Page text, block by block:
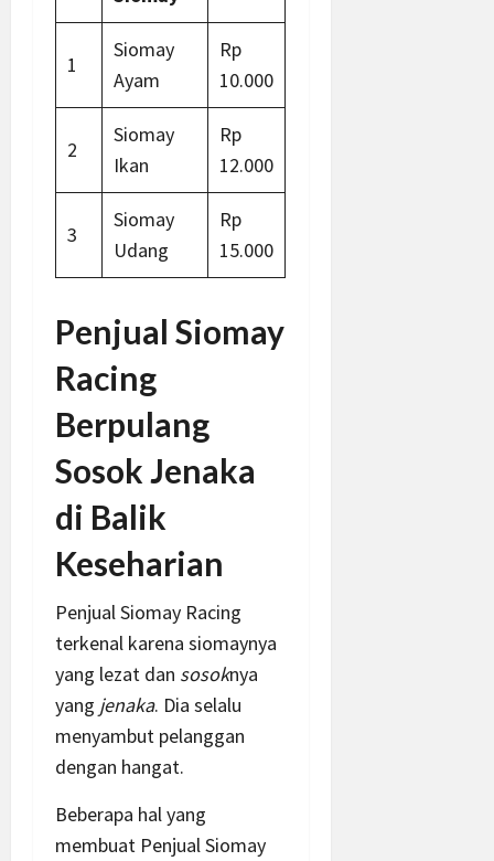
1
Siomay
Ayam
Rp
10.000
2
Siomay
Ikan
Rp
12.000
3
Siomay
Udang
Rp
15.000
Penjual Siomay
Racing
Berpulang
Sosok Jenaka
di Balik
Keseharian
Penjual Siomay Racing
terkenal karena siomaynya
yang lezat dan sosoknya
yang jenaka. Dia selalu
menyambut pelanggan
dengan hangat.
Beberapa hal yang
membuat Penjual Siomay